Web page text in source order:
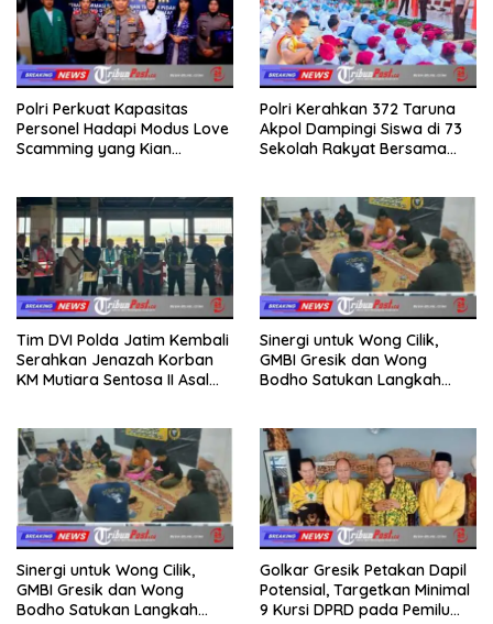
Polri Perkuat Kapasitas
Personel Hadapi Modus Love
Scamming yang Kian
Polri Kerahkan 372 Taruna
Akpol Dampingi Siswa di 73
Sekolah Rakyat Bersama
Tim DVI Polda Jatim Kembali
Serahkan Jenazah Korban
KM Mutiara Sentosa II Asal
Sinergi untuk Wong Cilik,
GMBI Gresik dan Wong
Bodho Satukan Langkah
Sinergi untuk Wong Cilik,
GMBI Gresik dan Wong
Bodho Satukan Langkah
Golkar Gresik Petakan Dapil
Potensial, Targetkan Minimal
9 Kursi DPRD pada Pemilu